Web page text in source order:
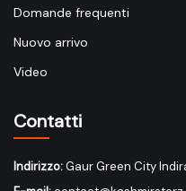
Domande frequenti
Nuovo arrivo
Video
Contatti
Indirizzo:Gaur Green City